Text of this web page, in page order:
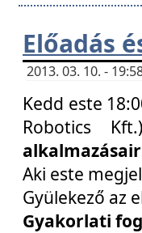
Előadás
2013. 03. 10. -
Kedd este
Robotics
Aki este
Gyülekező az
Gyakorlati